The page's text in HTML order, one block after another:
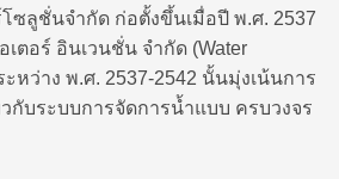
ซลูชั่นจำกัด ก่อตั้งขึ้นเมื่อปี พ.ศ. 2537
ตอร์ อินเวนชั่น จำกัด (Water
ะหว่าง พ.ศ. 2537-2542 นั้นมุ่งเน้นการ
บระบบการจัดการน้ำแบบ ครบวงจร